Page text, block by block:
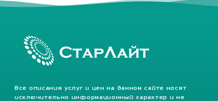
Все описания услуг и цен на данном сайте носят
исключительно информационный характер и не